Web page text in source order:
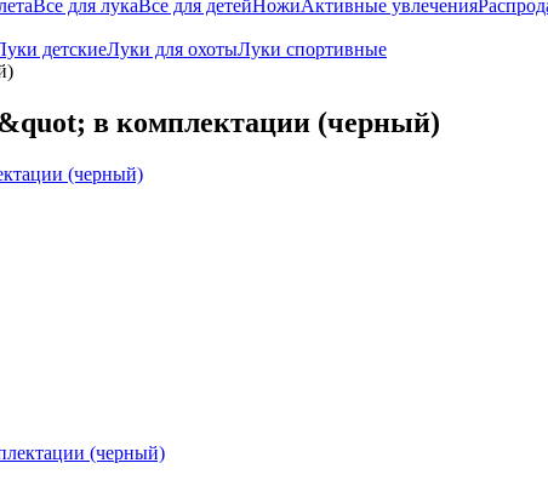
Все для лукаВсе для детейНожиАктивные увлечения
детскиеЛуки для охотыЛуки спортивные
в комплектации (черный)